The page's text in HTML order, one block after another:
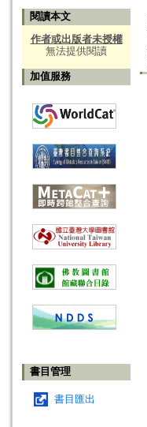
閱讀本文
作者或出版者未授權
無法提供閱讀
加值服務
書目管理
書目匯出